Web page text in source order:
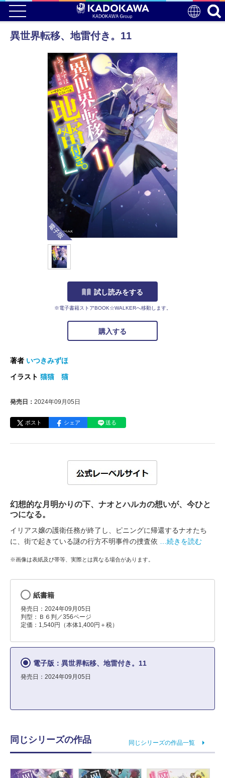
異世界転移、地雷付き。11
電子版
試し読みをする
※電子書籍ストアBOOK☆WALKERへ移動します。
購入する
著者 いつきみずほ
イラスト 猫猫 猫
発売日： 2024年09月05日
ポスト シェア 送る
幻想的な月明かりの下、ナオとハルカの想いが、今ひと
つになる。
イリアス嬢の護衛任務が終了し、ピニングに帰還するナオたち
に、街で起きている謎の行方不明事件の捜査依
…続きを読む
※画像は表紙及び帯等、実際とは異なる場合があります。
紙書籍
発売日：2024年09月05日
判型：Ｂ６判／356ページ
定価：1,540円（本体1,400円＋税）
電子版：異世界転移、地雷付き。11
発売日：2024年09月05日
同じシリーズの作品 同じシリーズの作品一覧